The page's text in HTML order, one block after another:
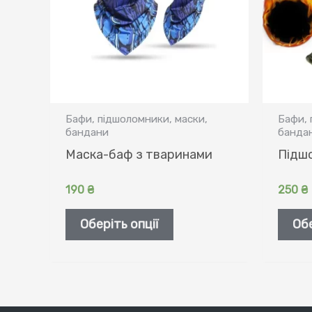
Бафи, підшоломники, маски,
бандани
Маска-баф з тваринами
190 ₴
Оберіть опції
Цей
Бафи,
250 ₴